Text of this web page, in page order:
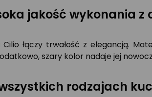
jakość wykonania z
łączy trwałość z elegancją.
szary kolor nadaje jej
rodzajach